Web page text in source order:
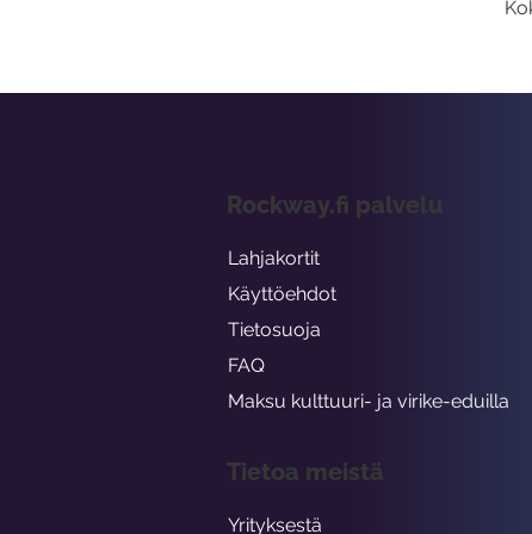
Rockway.fi palvelu
Lahjakortit
Käyttöehdot
Tietosuoja
FAQ
Maksu kulttuuri- ja virike-eduilla
Tietoa meistä
Yrityksestä